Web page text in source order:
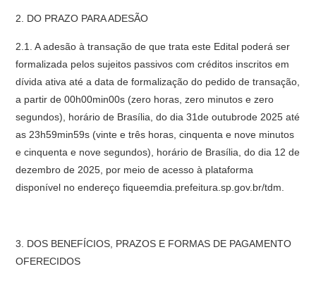
2. DO PRAZO PARA ADESÃO
2.1. A adesão à transação de que trata este Edital poderá ser
formalizada pelos sujeitos passivos com créditos inscritos em
dívida ativa até a data de formalização do pedido de transação,
a partir de 00h00min00s (zero horas, zero minutos e zero
segundos), horário de Brasília, do dia 31de outubrode 2025 até
as 23h59min59s (vinte e três horas, cinquenta e nove minutos
e cinquenta e nove segundos), horário de Brasília, do dia 12 de
dezembro de 2025, por meio de acesso à plataforma
disponível no endereço fiqueemdia.prefeitura.sp.gov.br/tdm.
3. DOS BENEFÍCIOS, PRAZOS E FORMAS DE PAGAMENTO
OFERECIDOS